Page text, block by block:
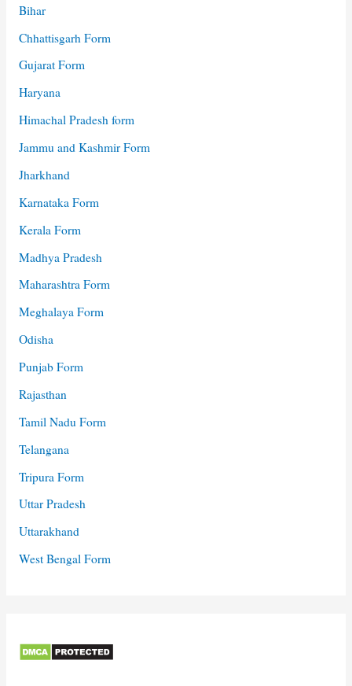
Bihar
Chhattisgarh Form
Gujarat Form
Haryana
Himachal Pradesh form
Jammu and Kashmir Form
Jharkhand
Karnataka Form
Kerala Form
Madhya Pradesh
Maharashtra Form
Meghalaya Form
Odisha
Punjab Form
Rajasthan
Tamil Nadu Form
Telangana
Tripura Form
Uttar Pradesh
Uttarakhand
West Bengal Form